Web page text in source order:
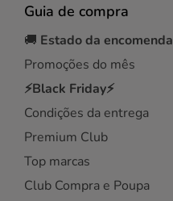
Guia de compra
🚚 Estado da encomenda
Promoções do mês
⚡Black Friday⚡
Condições da entrega
Premium Club
Top marcas
Club Compra e Poupa